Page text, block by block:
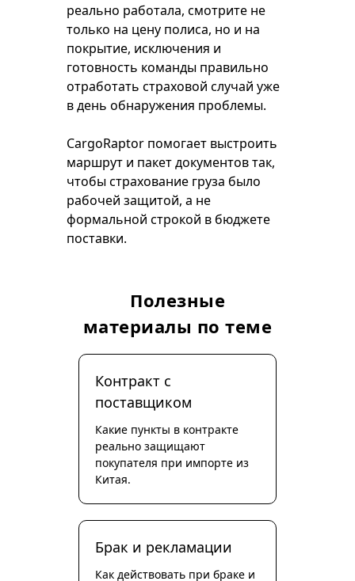
реально работала, смотрите не
только на цену полиса, но и на
покрытие, исключения и
готовность команды правильно
отработать страховой случай уже
в день обнаружения проблемы.
CargoRaptor помогает выстроить
маршрут и пакет документов так,
чтобы страхование груза было
рабочей защитой, а не
формальной строкой в бюджете
поставки.
Полезные
материалы по теме
Контракт с
поставщиком
Какие пункты в контракте
реально защищают
покупателя при импорте из
Китая.
Брак и рекламации
Как действовать при браке и